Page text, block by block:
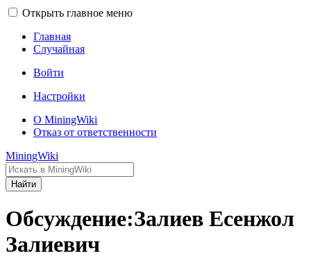
Открыть главное меню
Главная
Случайная
Войти
Настройки
О MiningWiki
Отказ от ответственности
MiningWiki
Найти
Обсуждение:Залиев Есенжол
Залиевич